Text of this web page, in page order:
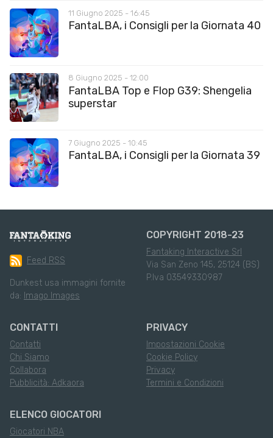
11 Giugno 2025 - 16:45
FantaLBA, i Consigli per la Giornata 40
8 Giugno 2025 - 12:00
FantaLBA Top e Flop G39: Shengelia
superstar
7 Giugno 2025 - 10:45
FantaLBA, i Consigli per la Giornata 39
Feed RSS
Dunkest usa immagini fornite
da: Imago Images
COPYRIGHT 2018-23
Fantaking Interactive Srl
Via San Zeno 145, 25124 (BS)
P.Iva 03549330987
CONTATTI
Contatti
Chi Siamo
Collabora
Pubblicità: Adkaora
PRIVACY
Impostazioni Cookie
Cookie Policy
Privacy
Termini e Condizioni
ELENCO GIOCATORI
Giocatori NBA